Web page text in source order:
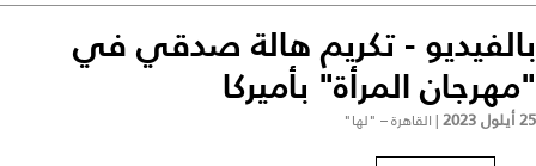
بالفيديو - تكريم هالة صدقي في
"مهرجان المرأة" بأميركا
25 أيلول 2023 | القاهرة – "لها"